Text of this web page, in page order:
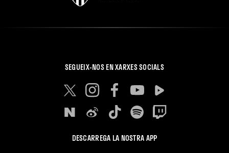
SEGUEIX-NOS EN XARXES SOCIALS
DESCARREGA LA NOSTRA APP